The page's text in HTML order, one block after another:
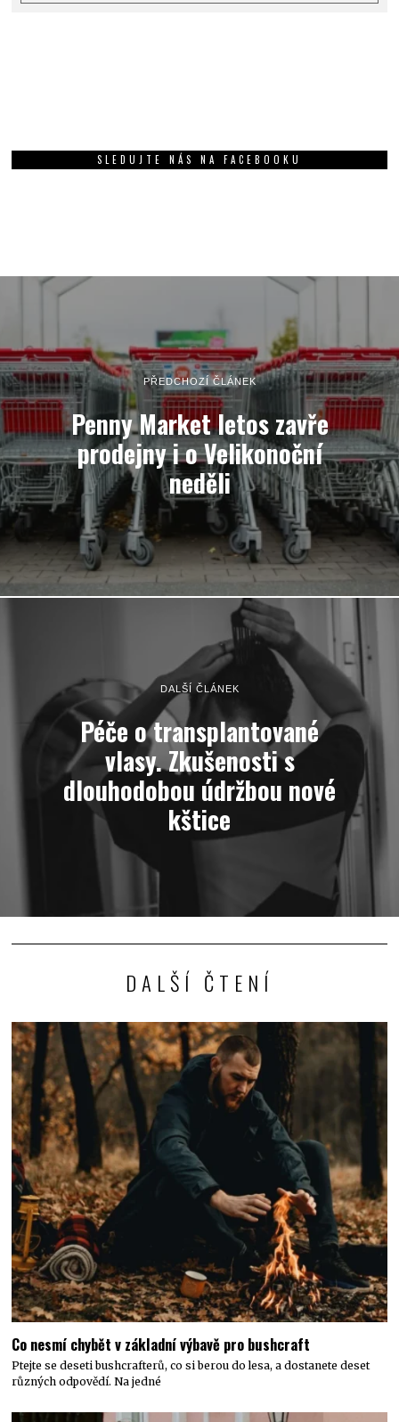
SLEDUJTE NÁS NA FACEBOOKU
PŘEDCHOZÍ ČLÁNEK
Penny Market letos zavře
prodejny i o Velikonoční
neděli
DALŠÍ ČLÁNEK
Péče o transplantované
vlasy. Zkušenosti s
dlouhodobou údržbou nové
kštice
DALŠÍ ČTENÍ
Co nesmí chybět v základní výbavě pro bushcraft
Ptejte se deseti bushcrafterů, co si berou do lesa, a dostanete deset
různých odpovědí. Na jedné